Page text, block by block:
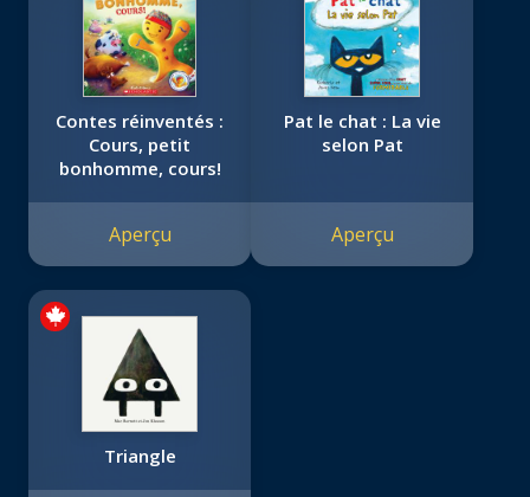
Contes réinventés :
Cours, petit
bonhomme, cours!
Aperçu
Pat le chat : La vie
selon Pat
Aperçu
Triangle